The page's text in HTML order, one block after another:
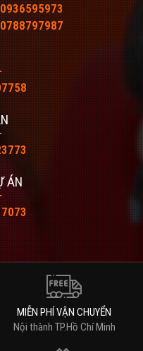
0936595973
0788797987
ÁN
MIỄN PHÍ VẬN CHUYỂN
Nội thành TP.Hồ Chí Minh